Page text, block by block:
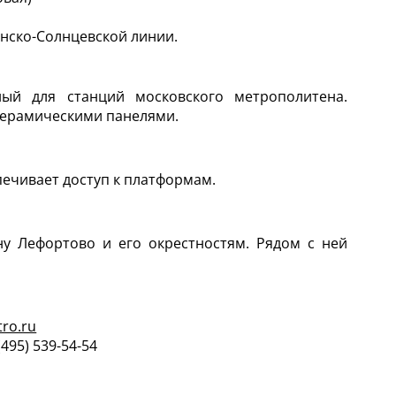
Солнцевской линии.
для станций московского метрополитена.
панелями.
доступ к платформам.
Лефортово и его окрестностям. Рядом с ней
539-54-54